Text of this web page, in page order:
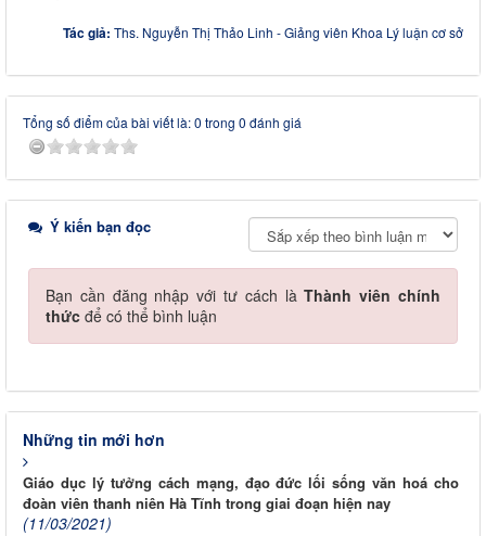
Tác giả: Ths. Nguyễn Thị Thảo Linh - Giảng viên Khoa Lý luận cơ sở
Tổng số điểm của bài viết là: 0 trong 0 đánh giá
Ý kiến bạn đọc
Bạn cần đăng nhập với tư cách làThành viên chính
thức để có thể bình luận
Những tin mới hơn
Giáo dục lý tưởng cách mạng, đạo đức lối sống văn hoá cho
đoàn viên thanh niên Hà Tĩnh trong giai đoạn hiện nay
(11/03/2021)